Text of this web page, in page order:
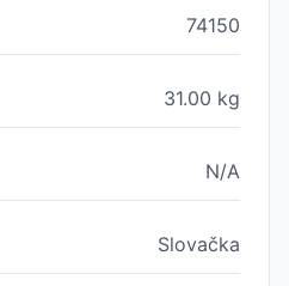
74150
31.00 kg
N/A
Slovačka